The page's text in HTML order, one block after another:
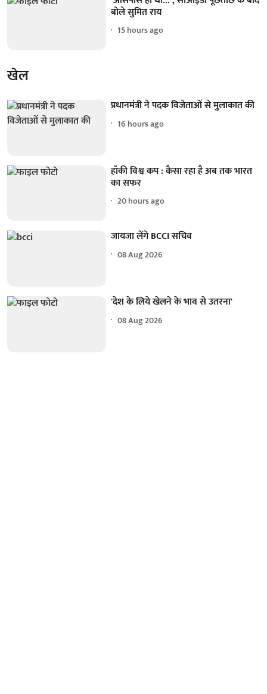
बोले सुमित राय
15 hours ago
खेल
प्रधानमंत्री ने पदक विजेताओं से मुलाकात की
16 hours ago
हॉकी विश्व कप : कैसा रहा है अब तक भारत
का सफर
20 hours ago
जायजा लेंगे BCCI सचिव
08 Aug 2026
'देश के लिये खेलने के भाव से उतरना'
08 Aug 2026